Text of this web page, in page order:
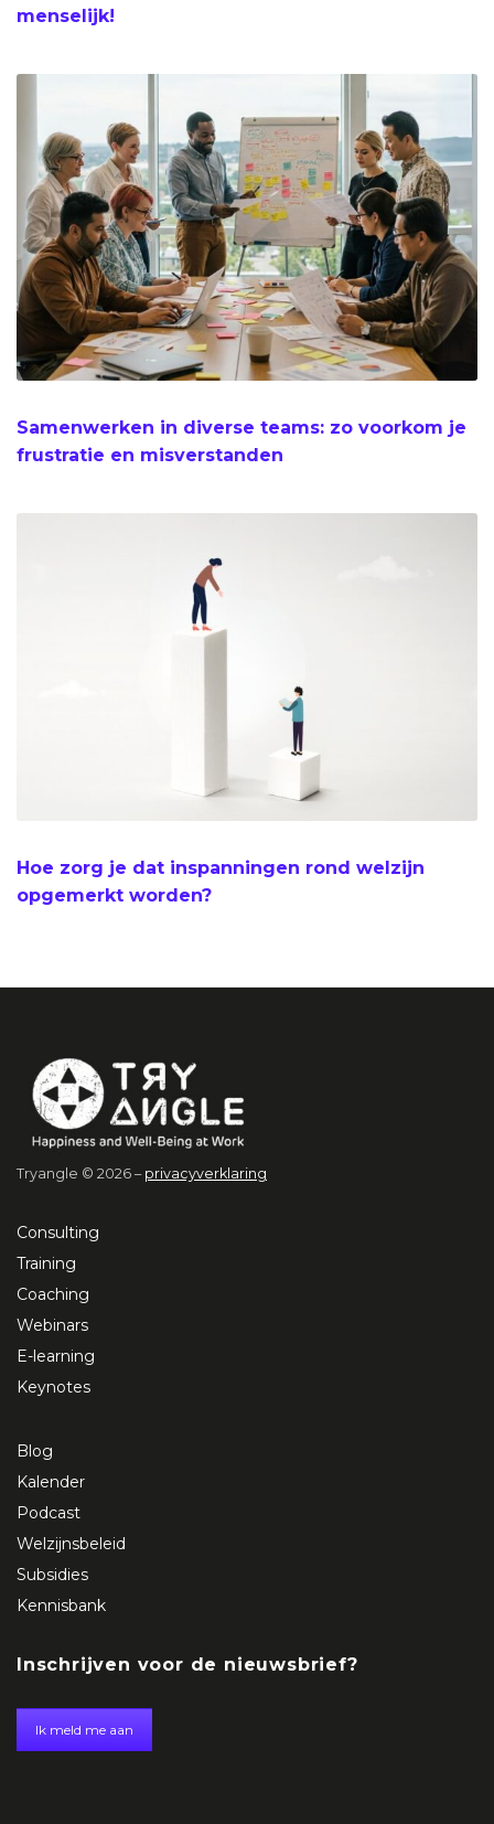
menselijk!
Samenwerken in diverse teams: zo voorkom je
frustratie en misverstanden
Hoe zorg je dat inspanningen rond welzijn
opgemerkt worden?
Tryangle © 2026 – privacyverklaring
Consulting
Training
Coaching
Webinars
E-learning
Keynotes
Blog
Kalender
Podcast
Welzijnsbeleid
Subsidies
Kennisbank
Inschrijven voor de nieuwsbrief?
Ik meld me aan